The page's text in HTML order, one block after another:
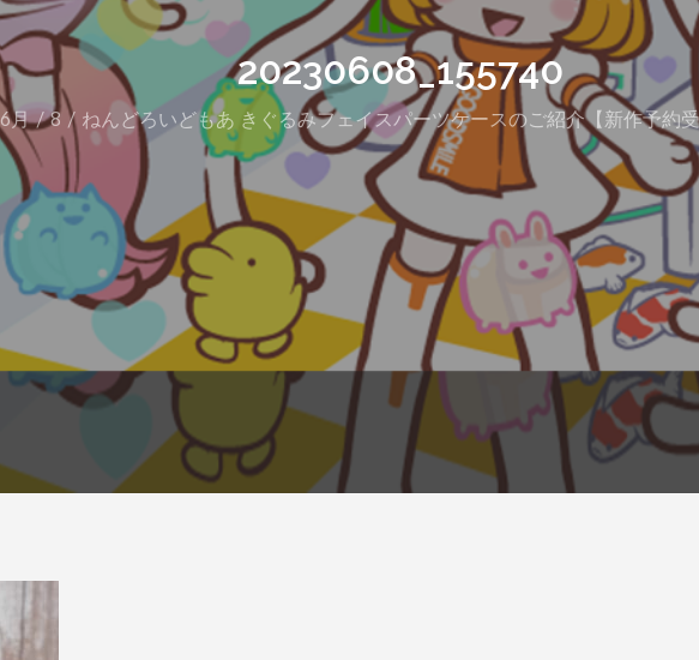
20230608_155740
6月 8 ねんどろいどもあ きぐるみフェイスパーツケースのご紹介【新作予約